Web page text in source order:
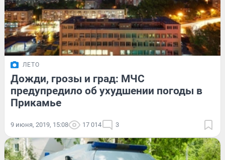
ЛЕТО
Дожди, грозы и град: МЧС
предупредило об ухудшении погоды в
Прикамье
9 июня, 2019, 15:08 17 014 3